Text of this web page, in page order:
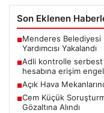
Son Eklenen
■Menderes Belediyesi
Yardımcısı Yakalandı
■Adli kontrolle serbest
hesabına erişim
■Açık Hava
■Cem Küçük
Gözaltına Alındı